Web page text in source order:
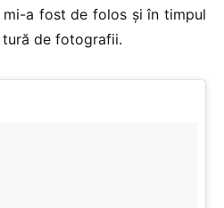
a fost de folos și în timpul
de fotografii.